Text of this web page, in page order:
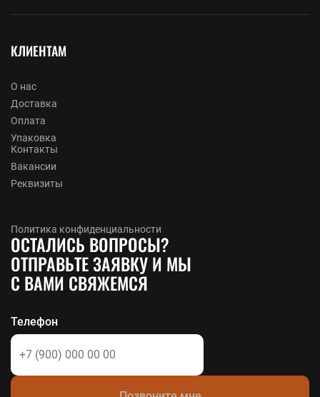
КЛИЕНТАМ
О нас
Доставка
Оплата
Упаковка
Контакты
Вакансии
Реквизиты
Политика конфиденциальности
ОСТАЛИСЬ ВОПРОСЫ?
ОТПРАВЬТЕ ЗАЯВКУ И МЫ
С ВАМИ СВЯЖЕМСЯ
Телефон